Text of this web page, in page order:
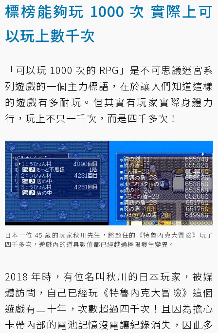
標榜能夠玩 1000 次 實際上可
以玩上數千次
「可以玩 1000 次的 RPG」是不可思議迷宮系
列遊戲的一個主力標語，在於讓人們知道這樣
的遊戲有多耐玩。但其實有玩家實際身體力
行，玩上不只一千次，而是四千多次！
日本一位 45 歲的玩家秋川先生，將超任的《特魯內克大冒險》玩了
四千多次，遊戲內的道具數值都已經越過極限發生變異。
2018 年時，有位名叫秋川的日本玩家，被媒
體訪問，自己已經玩《特魯內克大冒險》這個
遊戲有二十年，次數超過四千次！且因為擔心
卡帶內部的電池記憶沒電讓紀錄消失，因此多